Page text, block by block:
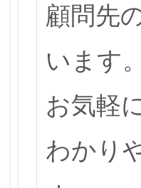
顧問先
います。
お気軽
わかり